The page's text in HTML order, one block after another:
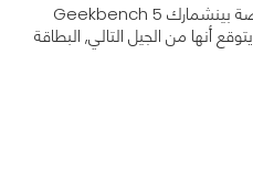
قبل أسبوع من الان تسربت على منصة بينشمارك Geekbench 5
بطاقتين غير معروفتين من NVIDIA يتوقع أنها من الجيل التالي, البطاقة